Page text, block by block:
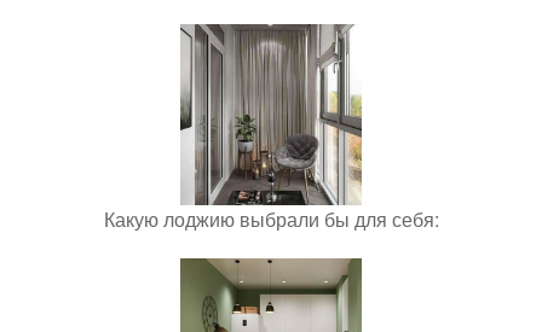
Какую лоджию выбрали бы для себя: